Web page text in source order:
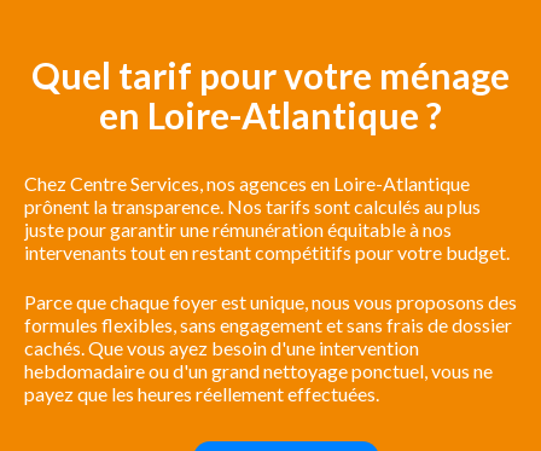
Quel tarif pour votre ménage
en Loire-Atlantique ?
Chez Centre Services, nos agences en Loire-Atlantique
prônent la transparence. Nos tarifs sont calculés au plus
juste pour garantir une rémunération équitable à nos
intervenants tout en restant compétitifs pour votre budget.
Parce que chaque foyer est unique, nous vous proposons des
formules flexibles, sans engagement et sans frais de dossier
cachés. Que vous ayez besoin d'une intervention
hebdomadaire ou d'un grand nettoyage ponctuel, vous ne
payez que les heures réellement effectuées.